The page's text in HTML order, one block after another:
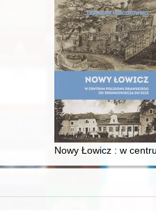
szlacheckich w XVI-wiecznej
Nowy Łowicz : w